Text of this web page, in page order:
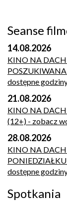
Seanse
14.08.2026
KINO NA
dostępne
21.08.2026
KINO NA
(12+) - zobacz
28.08.2026
KINO NA
dostępne
Spotkania